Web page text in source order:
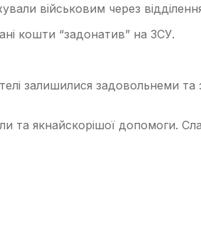
військовим через
кошти “задонатив” на ЗСУ.
залишилися задовольнеми
якнайскорішої допомоги.